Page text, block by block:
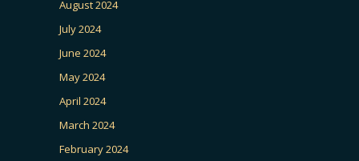
August 2024
July 2024
June 2024
May 2024
April 2024
March 2024
February 2024